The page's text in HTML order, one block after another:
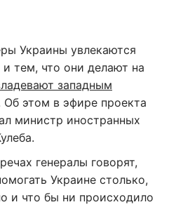
Украины увлекаются
тем, что они делают на
западным
Об этом в эфире проекта
министр иностранных
генералы говорят,
Украине столько,
и что бы ни происходило